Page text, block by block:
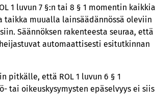
1 luvun 7 §:n tai 8 § 1 momentin kaikkia
muualla lainsäädännössä oleviin
Säännöksen rakenteesta seuraa, että
automaattisesti esitutkinnan
että ROL 1 luvun 6 § 1
tai oikeuskysymysten epäselvyys ei siis